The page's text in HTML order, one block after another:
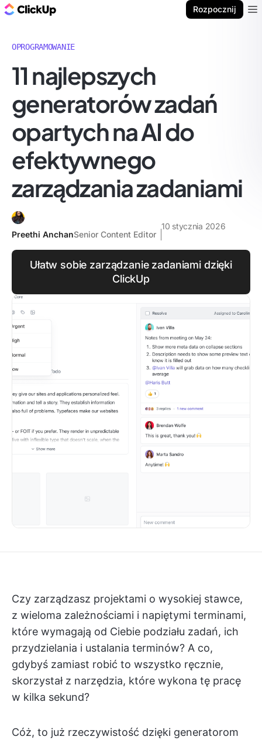
Rozpocznij
OPROGRAMOWANIE
11 najlepszych
generatorów zadań
opartych na AI do
efektywnego
zarządzania zadaniami
Preethi AnchanSenior Content Editor
10 stycznia 2026
Ułatw sobie zarządzanie zadaniami dzięki
ClickUp
Czy zarządzasz projektami o wysokiej stawce,
z wieloma zależnościami i napiętymi terminami,
które wymagają od Ciebie podziału zadań, ich
przydzielania i ustalania terminów? A co,
gdybyś zamiast robić to wszystko ręcznie,
skorzystał z narzędzia, które wykona tę pracę
w kilka sekund?
Cóż, to już rzeczywistość dzięki generatorom